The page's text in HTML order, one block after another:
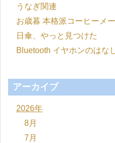
うなぎ関連
お歳暮 本格派コーヒーメ
日傘、やっと見つけた
Bluetooth イヤホンのはな
アーカイブ
2026年
8月
7月